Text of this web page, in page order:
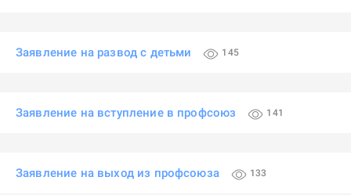
Заявление на развод с детьми 145
Заявление на вступление в профсоюз 141
Заявление на выход из профсоюза 133